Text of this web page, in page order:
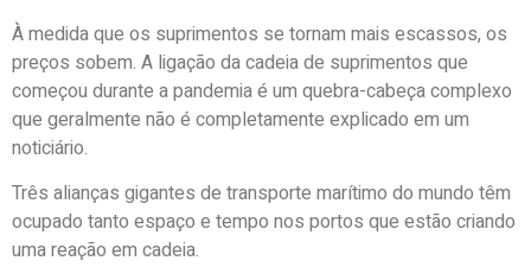
À medida que os suprimentos se tornam mais escassos, os
preços sobem. A ligação da cadeia de suprimentos que
começou durante a pandemia é um quebra-cabeça complexo
que geralmente não é completamente explicado em um
noticiário.
Três alianças gigantes de transporte marítimo do mundo têm
ocupado tanto espaço e tempo nos portos que estão criando
uma reação em cadeia.